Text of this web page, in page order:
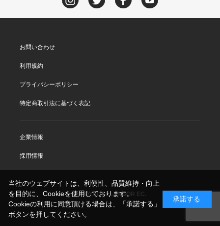
お問い合わせ
利用規約
プライバシーポリシー
特定商取引法に基づく表記
企業情報
採用情報
© ROYAL SELANGOR EC.
当社のウェブサイトは、利便性、品質維持・向上
を目的に、Cookieを使用しております。
Cookieの利用に同意頂ける場合は、「承諾する」
ボタンを押してください。
承諾する